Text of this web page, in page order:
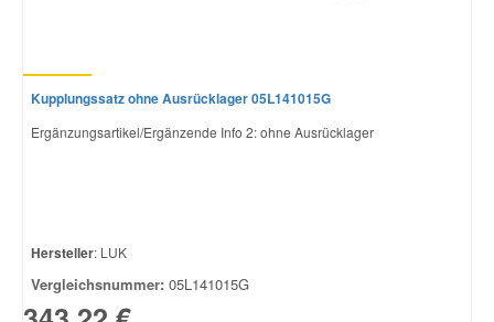
Kupplungssatz ohne Ausrücklager 05L141015G
Ergänzungsartikel/Ergänzende Info 2: ohne Ausrücklager
Hersteller: LUK
Vergleichsnummer: 05L141015G